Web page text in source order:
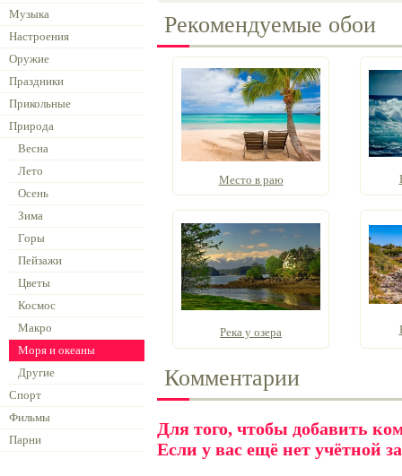
Музыка
Настроения
Оружие
Праздники
Прикольные
Природа
Весна
Лето
Осень
Зима
Горы
Пейзажи
Цветы
Космос
Макро
Моря и океаны
Другие
Спорт
Фильмы
Парни
Рекомендуемые обои
Место в раю
Река у озера
Комментарии
Для того, чтобы добавить
Если у вас ещё нет учётной